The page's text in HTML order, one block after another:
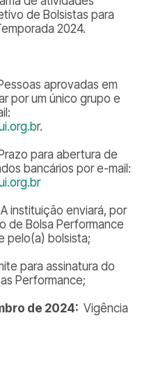
de Bolsistas para
2024.
aprovadas em
por um único grupo e
r.
Prazo para abertura de
bancários por e-mail:
A instituição enviará, por
de Bolsa Performance
pelo(a) bolsista;
para assinatura do
Performance;
de 2024: Vigência